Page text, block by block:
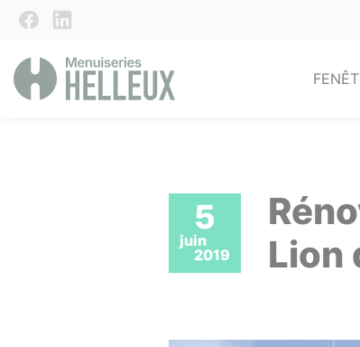
5
juin
2019
Lion